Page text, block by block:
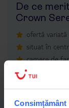
Consimțământ
De ce
Crown
ofertă
situat în
camere de